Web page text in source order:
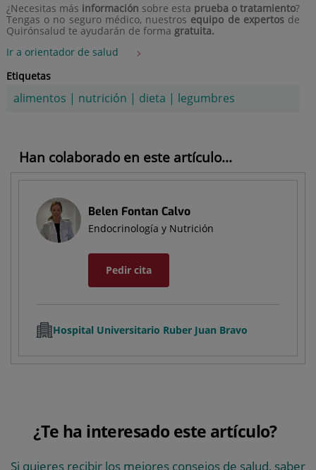
¿Necesitas más información sobre esta prueba o tratamiento?
Tengas o no seguro médico, nuestros equipo de expertosde
Quirónsalud te ayudarán de forma gratuita.
Ir a orientador de salud
Etiquetas
alimentos | nutrición | dieta | legumbres
Han colaborado en este artículo...
Belen Fontan Calvo
Endocrinología y Nutrición
Pedir cita
Hospital Universitario Ruber Juan Bravo
¿Te ha interesado este artículo?
Si quieres recibir los mejores consejos de salud, saber